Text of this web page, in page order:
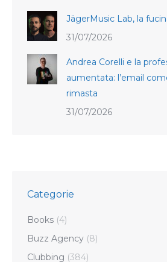
JägerMusic Lab, la
31/07/2026
Andrea Corelli e la
aumentata: l’email
rimasta
31/07/2026
Categorie
Books (4)
Buzz Agency (8)
Clubbing (384)